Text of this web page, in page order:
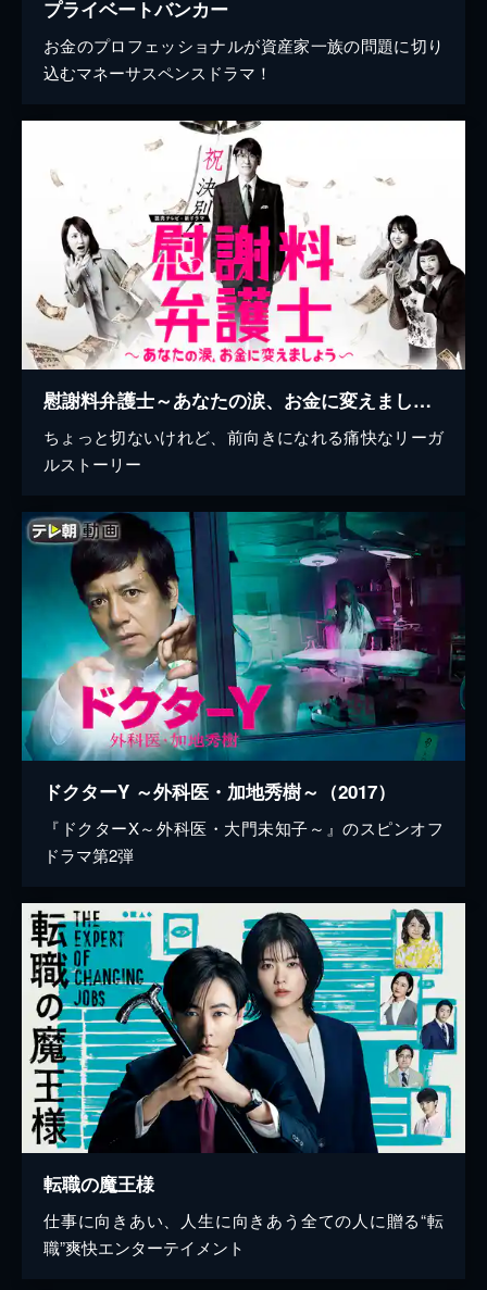
プライベートバンカー
お金のプロフェッショナルが資産家一族の問題に切り
込むマネーサスペンスドラマ！
慰謝料弁護士～あなたの涙、お金に変えましょう～
ちょっと切ないけれど、前向きになれる痛快なリーガ
ルストーリー
ドクターY ～外科医・加地秀樹～（2017）
『ドクターX～外科医・大門未知子～』のスピンオフ
ドラマ第2弾
転職の魔王様
仕事に向きあい、人生に向きあう全ての人に贈る“転
職”爽快エンターテイメント